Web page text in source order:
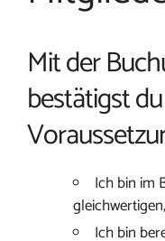
Mit der
bestätigst
Ich bin im
Ich bin